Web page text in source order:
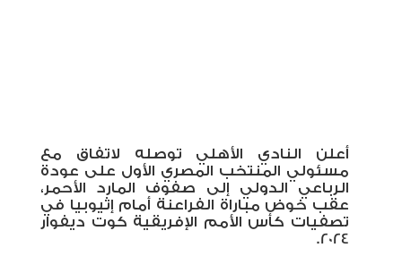
أعلن النادي الأهلي توصله لاتفاق مع
مسئولي المنتخب المصري الأول على عودة
الرباعي الدولي إلى صفوف المارد الأحمر،
عقب خوض مباراة الفراعنة أمام إثيوبيا في
تصفيات كأس الأمم الإفريقية كوت ديفوار
2024.